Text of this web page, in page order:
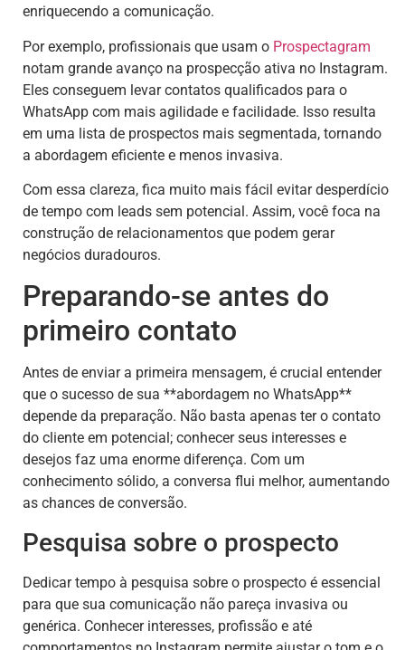
enriquecendo a comunicação.
Por exemplo, profissionais que usam o Prospectagram
notam grande avanço na prospecção ativa no Instagram.
Eles conseguem levar contatos qualificados para o
WhatsApp com mais agilidade e facilidade. Isso resulta
em uma lista de prospectos mais segmentada, tornando
a abordagem eficiente e menos invasiva.
Com essa clareza, fica muito mais fácil evitar desperdício
de tempo com leads sem potencial. Assim, você foca na
construção de relacionamentos que podem gerar
negócios duradouros.
Preparando-se antes do
primeiro contato
Antes de enviar a primeira mensagem, é crucial entender
que o sucesso de sua **abordagem no WhatsApp**
depende da preparação. Não basta apenas ter o contato
do cliente em potencial; conhecer seus interesses e
desejos faz uma enorme diferença. Com um
conhecimento sólido, a conversa flui melhor, aumentando
as chances de conversão.
Pesquisa sobre o prospecto
Dedicar tempo à pesquisa sobre o prospecto é essencial
para que sua comunicação não pareça invasiva ou
genérica. Conhecer interesses, profissão e até